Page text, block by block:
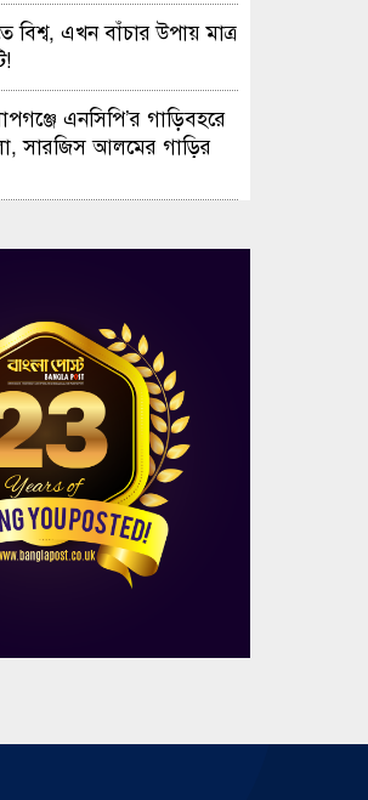
বিশ্ব, এখন বাঁচার উপায় মাত্র
এনসিপি’র গাড়িবহরে
সারজিস আলমের গাড়ির